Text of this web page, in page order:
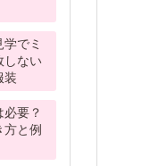
でミ
しない
装
要？
と例